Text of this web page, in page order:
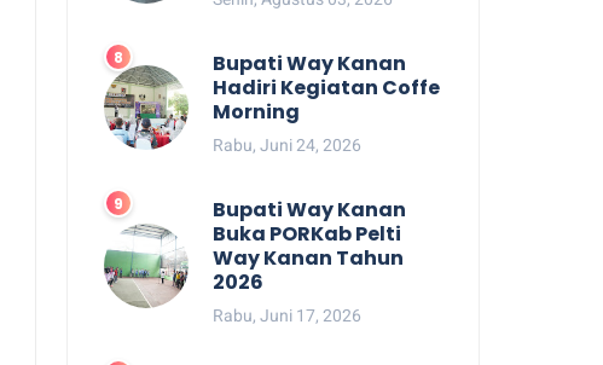
Bupati Way Kanan
Hadiri Kegiatan Coffe
Morning
Rabu, Juni 24, 2026
Bupati Way Kanan
Buka PORKab Pelti
Way Kanan Tahun
2026
Rabu, Juni 17, 2026